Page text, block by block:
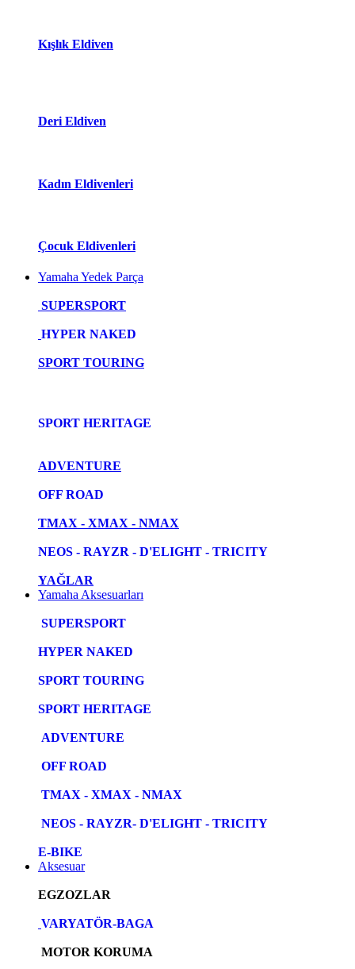
Kışlık Eldiven
Deri Eldiven
Kadın Eldivenleri
Çocuk Eldivenleri
Yamaha Yedek Parça
SUPERSPORT
HYPER NAKED
SPORT TOURING
SPORT HERITAGE
ADVENTURE
OFF ROAD
TMAX - XMAX - NMAX
NEOS - RAYZR - D'ELIGHT - TRICITY
YAĞLAR
Yamaha Aksesuarları
SUPERSPORT
HYPER NAKED
SPORT TOURING
SPORT HERITAGE
ADVENTURE
OFF ROAD
TMAX - XMAX - NMAX
NEOS - RAYZR- D'ELIGHT - TRICITY
E-BIKE
Aksesuar
EGZOZLAR
VARYATÖR-BAGA
MOTOR KORUMA